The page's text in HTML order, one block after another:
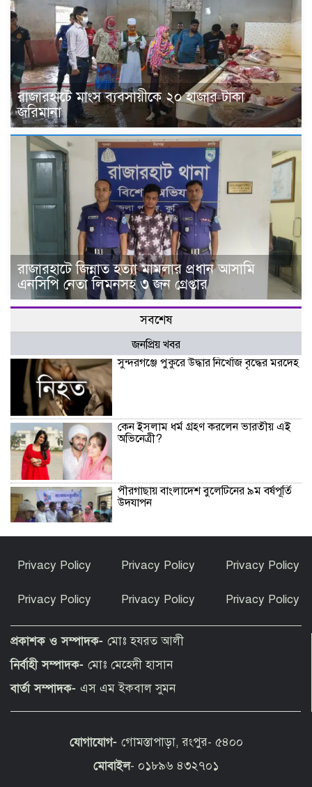
রাজারহাটে মাংস ব্যবসায়ীকে ২০ হাজার টাকা
জরিমানা
রাজারহাটে জিন্নাত হত্যা মামলার প্রধান আসামি
এনসিপি নেতা লিমনসহ ৩ জন গ্রেপ্তার
সবশেষ
জনপ্রিয় খবর
সুন্দরগঞ্জে পুকুরে উদ্ধার নিখোঁজ বৃদ্ধের মরদেহ
কেন ইসলাম ধর্ম গ্রহণ করলেন ভারতীয় এই
অভিনেত্রী?
পীরগাছায় বাংলাদেশ বুলেটিনের ৯ম বর্ষপূর্তি
উদযাপন
চলন্ত ট্রেনে উঠতে গিয়ে পীরগাছায় রেলওয়ের
ওয়েম্যান নিহত
পাগলাপীরে খেলার মাঠের দাবিতে মানববন্ধন
Privacy Policy Privacy Policy Privacy Policy
Privacy Policy Privacy Policy Privacy Policy
প্রকাশক ও সম্পাদক- মোঃ হযরত আলী
নির্বাহী সম্পাদক- মোঃ মেহেদী হাসান
বার্তা সম্পাদক- এস এম ইকবাল সুমন
যোগাযোগ- গোমস্তাপাড়া, রংপুর- ৫৪০০
মোবাইল- ০১৮৯৬ ৪৩২৭০১